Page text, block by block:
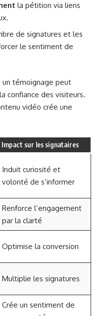
la pétition via liens
de signatures et les
le sentiment de
témoignage peut
confiance des visiteurs.
vidéo crée une
Impact sur les signataires
Induit curiosité et
volonté de s’informer
Renforce l’engagement
par la clarté
Optimise la conversion
Multiplie les signatures
Crée un sentiment de